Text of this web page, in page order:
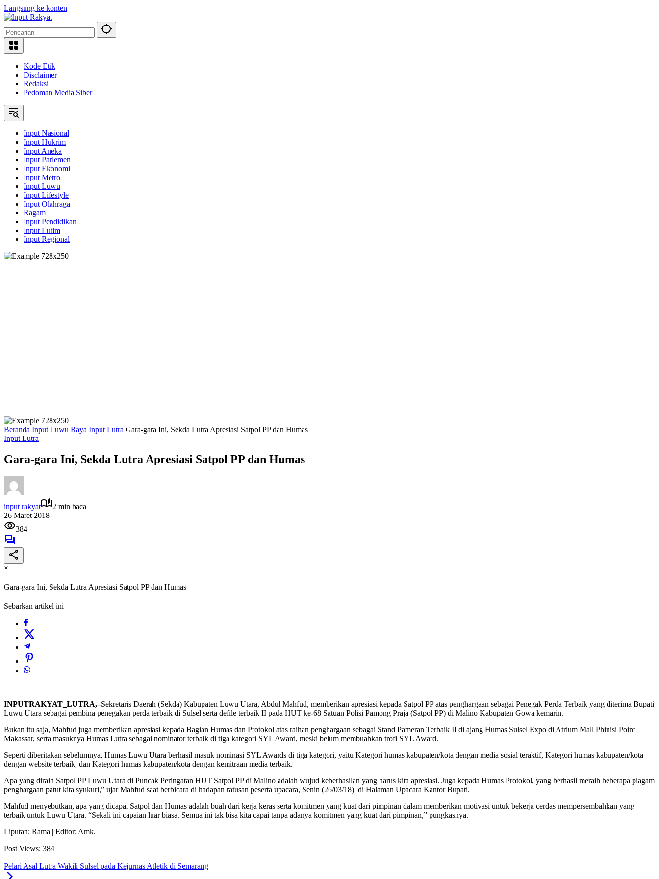
Langsung ke konten
Kode Etik
Disclaimer
Redaksi
Pedoman Media Siber
Input Nasional
Input Hukrim
Input Aneka
Input Parlemen
Input Ekonomi
Input Metro
Input Luwu
Input Lifestyle
Input Olahraga
Ragam
Input Pendidikan
Input Lutim
Input Regional
Beranda Input Luwu Raya Input Lutra Gara-gara Ini, Sekda Lutra Apresiasi Satpol PP dan Humas
Input Lutra
Gara-gara Ini, Sekda Lutra Apresiasi Satpol PP dan Humas
input rakyat
2 min baca
26 Maret 2018
384
×
Gara-gara Ini, Sekda Lutra Apresiasi Satpol PP dan Humas
Sebarkan artikel ini
INPUTRAKYAT_LUTRA,–Sekretaris Daerah (Sekda) Kabupaten Luwu Utara, Abdul Mahfud, memberikan apresiasi kepada Satpol PP atas penghargaan sebagai Penegak Perda Terbaik yang diterima Bupati
Luwu Utara sebagai pembina penegakan perda terbaik di Sulsel serta defile terbaik II pada HUT ke-68 Satuan Polisi Pamong Praja (Satpol PP) di Malino Kabupaten Gowa kemarin.
Bukan itu saja, Mahfud juga memberikan apresiasi kepada Bagian Humas dan Protokol atas raihan penghargaan sebagai Stand Pameran Terbaik II di ajang Humas Sulsel Expo di Atrium Mall Phinisi Point
Makassar, serta masuknya Humas Lutra sebagai nominator terbaik di tiga kategori SYL Award, meski belum membuahkan trofi SYL Award.
Seperti diberitakan sebelumnya, Humas Luwu Utara berhasil masuk nominasi SYL Awards di tiga kategori, yaitu Kategori humas kabupaten/kota dengan media sosial teraktif, Kategori humas kabupaten/kota
dengan website terbaik, dan Kategori humas kabupaten/kota dengan kemitraan media terbaik.
Apa yang diraih Satpol PP Luwu Utara di Puncak Peringatan HUT Satpol PP di Malino adalah wujud keberhasilan yang harus kita apresiasi. Juga kepada Humas Protokol, yang berhasil meraih beberapa piagam
penghargaan patut kita syukuri,” ujar Mahfud saat berbicara di hadapan ratusan peserta upacara, Senin (26/03/18), di Halaman Upacara Kantor Bupati.
Mahfud menyebutkan, apa yang dicapai Satpol dan Humas adalah buah dari kerja keras serta komitmen yang kuat dari pimpinan dalam memberikan motivasi untuk bekerja cerdas mempersembahkan yang
terbaik untuk Luwu Utara. “Sekali ini capaian luar biasa. Semua ini tak bisa kita capai tanpa adanya komitmen yang kuat dari pimpinan,” pungkasnya.
Liputan: Rama | Editor: Amk.
Post Views: 384
Pelari Asal Lutra Wakili Sulsel pada Kejurnas Atletik di Semarang